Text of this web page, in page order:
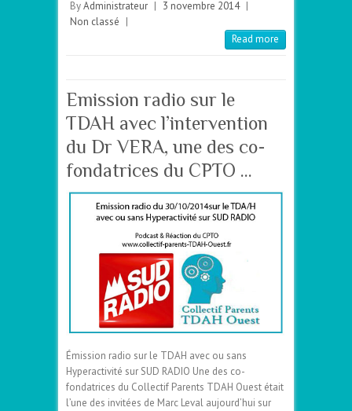
ByAdministrateur | 3 novembre 2014 |
Non classé |
Read more
Emission radio sur le
TDAH avec l’intervention
du Dr VERA, une des co-
fondatrices du CPTO …
Émission radio sur le TDAH avec ou sans
Hyperactivité sur SUD RADIO Une des co-
fondatrices du Collectif Parents TDAH Ouest était
l’une des invitées de Marc Leval aujourd’hui sur